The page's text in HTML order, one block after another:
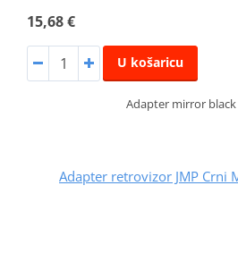
15,68 €
U košaricu
Adapter mirror
Adapter retrovizor JMP Crni